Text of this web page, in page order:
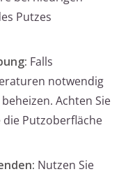
Putzes
Falls
notwendig
Achten Sie
Putzoberfläche
Nutzen Sie